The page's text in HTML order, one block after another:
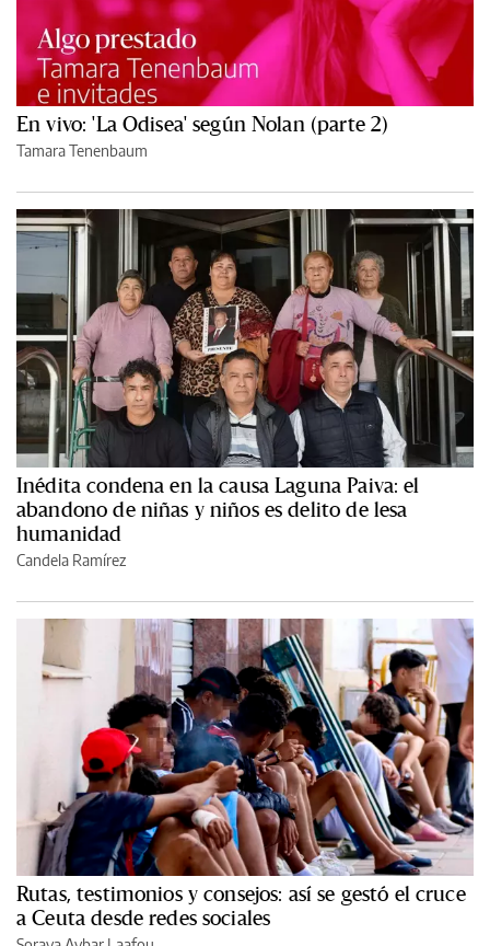
En vivo: 'La Odisea' según Nolan (parte 2)
Tamara Tenenbaum
Inédita condena en la causa Laguna Paiva: el
abandono de niñas y niños es delito de lesa
humanidad
Candela Ramírez
Rutas, testimonios y consejos: así se gestó el cruce
a Ceuta desde redes sociales